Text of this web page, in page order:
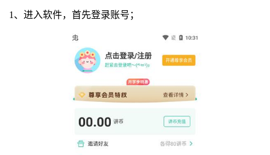
1、进入软件，首先登录账号；